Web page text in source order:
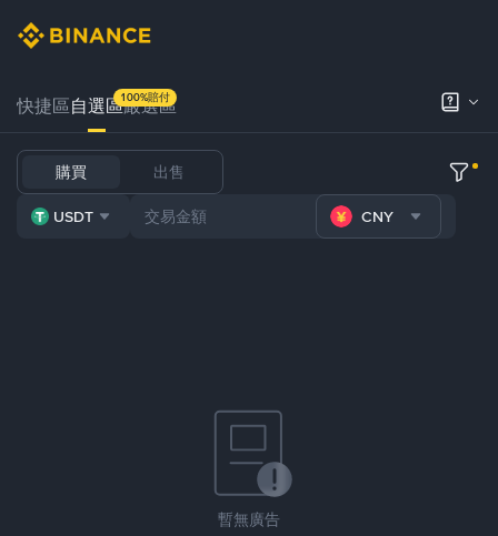
快捷區自選區嚴選區
100%賠付
購買 出售
USDT CNY
暫無廣告